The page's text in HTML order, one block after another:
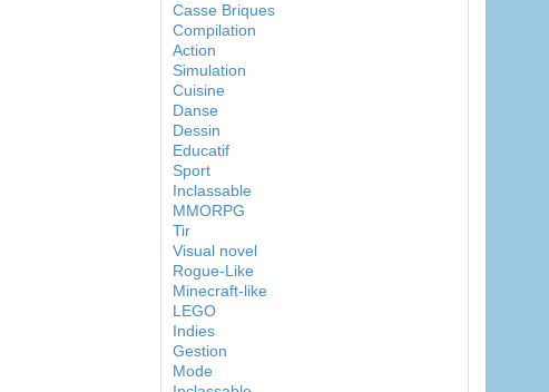
Casse Briques
Compilation
Action
Simulation
Cuisine
Danse
Dessin
Educatif
Sport
Inclassable
MMORPG
Tir
Visual novel
Rogue-Like
Minecraft-like
LEGO
Indies
Gestion
Mode